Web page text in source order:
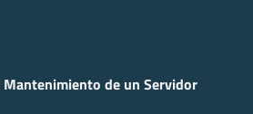
Mantenimiento de un Servidor